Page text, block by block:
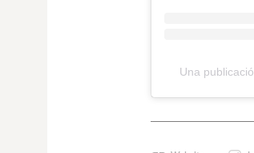
Una